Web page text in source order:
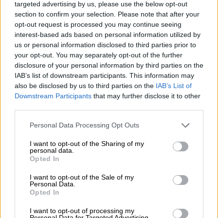
targeted advertising by us, please use the below opt-out
section to confirm your selection. Please note that after your
opt-out request is processed you may continue seeing
interest-based ads based on personal information utilized by
us or personal information disclosed to third parties prior to
your opt-out. You may separately opt-out of the further
disclosure of your personal information by third parties on the
IAB’s list of downstream participants. This information may
also be disclosed by us to third parties on the IAB’s List of
Downstream Participants that may further disclose it to other
Please note that this website/app uses one or more Google
not limited to your visit or usage behaviour. You may click to
grant or deny consent to Google and its third-party tags to
use your data for below specified purposes in below Google
consent section.
Personal Data Processing Opt Outs
I want to opt-out of the Sharing of my
personal data.
Opted In
I want to opt-out of the Sale of my
Personal Data.
Opted In
I want to opt-out of processing my
Λονδίνο και τον σάλο που δημιουργήθηκε
στα social media; «Αυτά είναι τόσο
παρωχημένα, τόσο πασέ, τόσο γελοία και οι
άνθρωποι που τα λένε –αν θες την
προσωπική μου άποψη- δεν τα πιστεύουν. Θα
φοράω τέτοια ωραία ρούχα, όποτε μου
προτείνεται, γιατί αγαπώ πολύ και τη μόδα
που δεν το έχω κρύψει. Επίσης, δεν έχουν
βαρεθεί κάποιοι άνθρωποι να το λένε; Έτσι
ντύνομαι από 18 χρονών που έχω βγει σε
αυτή τη δουλειά. Νομίζω ότι δεν έχω
προσποιηθεί.
Ο κυριότερος λόγος, νομίζω, που έγινε όλο
αυτό, δεν είναι επειδή είμαι γυναίκα, είναι
επειδή είμαι γυναίκα, αριστερή και έχω το